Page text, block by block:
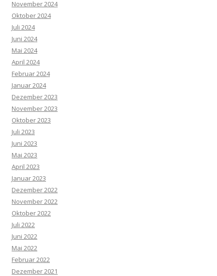
November 2024
Oktober 2024
Juli 2024
Juni 2024
Mai 2024
April 2024
Februar 2024
Januar 2024
Dezember 2023
November 2023
Oktober 2023
Juli 2023
Juni 2023
Mai 2023
April 2023
Januar 2023
Dezember 2022
November 2022
Oktober 2022
Juli 2022
Juni 2022
Mai 2022
Februar 2022
Dezember 2021